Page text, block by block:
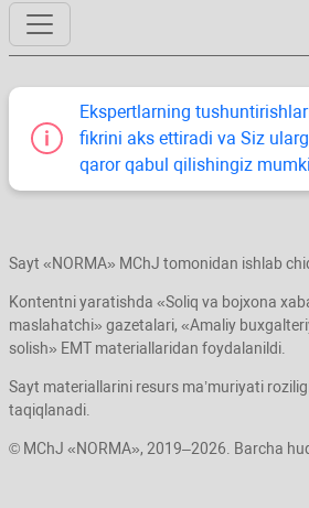
Ekspertlarning
fikrini aks ettiradi va Siz
qaror qabul qilishingiz
Sayt «NORMA» MChJ tomonidan ishlab
Kontentni yaratishda «Soliq va bojхona
maslahatchi» gazetalari, «Amaliy
solish» EMT materiallaridan foydalanildi.
Sayt materiallarini resurs ma’muriyati
taqiqlanadi.
© MChJ «NORMA», 2019–2026. Barcha